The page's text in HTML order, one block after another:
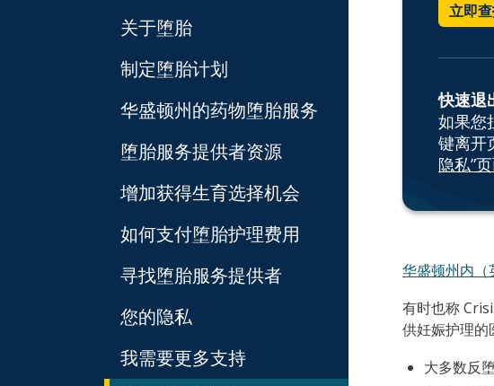
关于堕胎
制定堕胎计划
华盛顿州的药物堕胎服务
堕胎服务提供者资源
增加获得生育选择机会
如何支付堕胎护理费用
寻找堕胎服务提供者
您的隐私
我需要更多支持
立即
快速退
如果您
键离开
隐私”
华盛顿州内（
有时也称
供妊娠护理的
大多数反